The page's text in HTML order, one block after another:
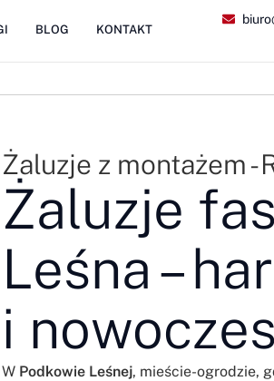
BLOG KONTAKT
Żaluzje z montażem -
Żaluzje
Leśna –
i
W Podkowie Leśnej, mieście-ogrodzie,